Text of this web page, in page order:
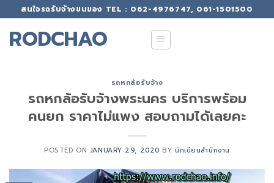
to
content
สนใจรถรับจ้างขนของ TEL : 062-4976747, 061-1501500
RODCHAO
รถหกล้อรับจ้าง
รถหกล้อรับจ้างพระนคร บริการพร้อม
คนยก ราคาไม่แพง สอบถามได้เลยคะ
POSTED ON JANUARY 29, 2020 BYนักเขียนสำนักงาน